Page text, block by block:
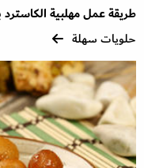
طريقة عمل مهلبية
حلويات سهلة